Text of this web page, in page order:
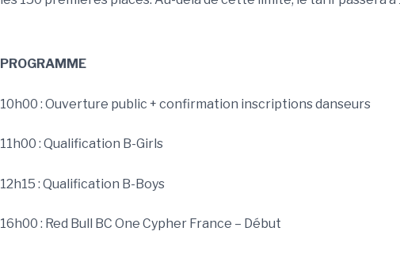
PROGRAMME
10h00 : Ouverture public + confirmation inscriptions danseurs
11h00 : Qualification B-Girls
12h15 : Qualification B-Boys
16h00 : Red Bull BC One Cypher France – Début